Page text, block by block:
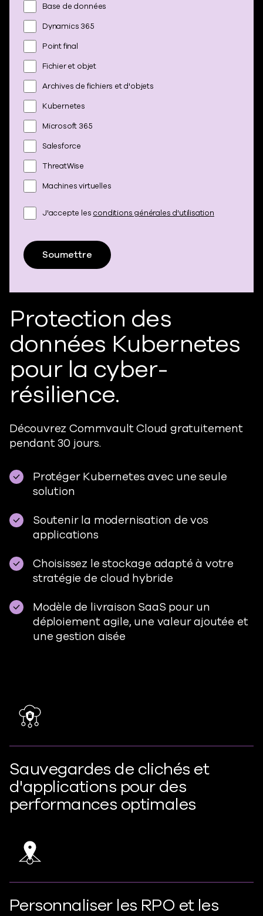
Protection des
données Kubernetes
pour la cyber-
résilience.
Découvrez Commvault Cloud gratuitement
pendant 30 jours.
Protéger Kubernetes avec une seule
solution
Soutenir la modernisation de vos
applications
Choisissez le stockage adapté à votre
stratégie de cloud hybride
Modèle de livraison SaaS pour un
déploiement agile, une valeur ajoutée et
une gestion aisée
Sauvegardes de clichés et
d'applications pour des
performances optimales
Personnaliser les RPO et les
Base de données
Dynamics 365
Point final
Fichier et objet
Archives de fichiers et d'objets
Kubernetes
Microsoft 365
Salesforce
ThreatWise
Machines virtuelles
J'accepte les conditions générales d'utilisation
Soumettre